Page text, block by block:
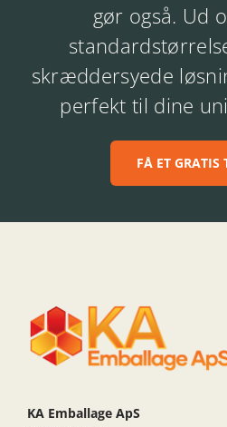
gør også. Ud
skræddersyede
perfekt til dine
FÅ ET GRATIS
KA Emballage ApS